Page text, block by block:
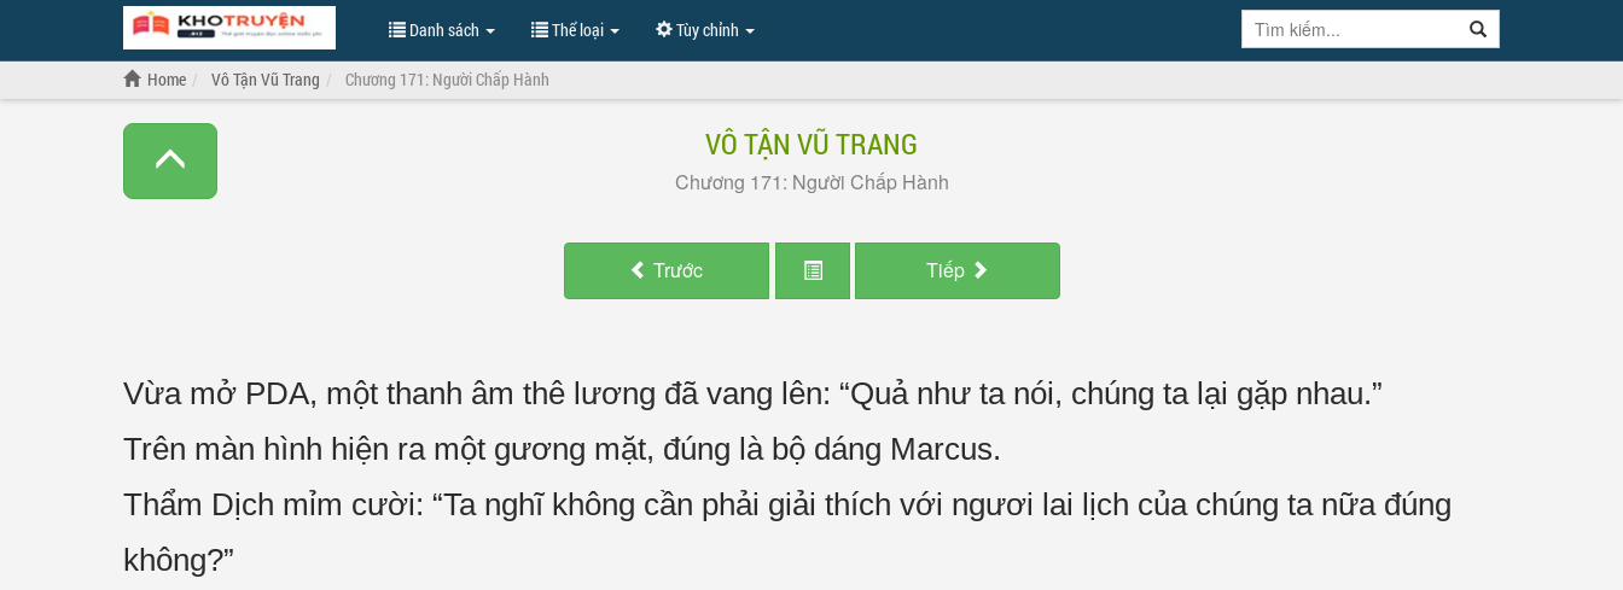
Danh sách Thể loại Tùy chỉnh
Home Vô Tận Vũ Trang Chương 171: Người Chấp Hành
VÔ TẬN VŨ TRANG
Chương 171: Người Chấp Hành
Trước Tiếp
Vừa mở PDA, một thanh âm thê lương đã vang lên: “Quả như ta nói, chúng ta lại gặp nhau.”
Trên màn hình hiện ra một gương mặt, đúng là bộ dáng Marcus.
Thẩm Dịch mỉm cười: “Ta nghĩ không cần phải giải thích với ngươi lai lịch của chúng ta nữa đúng
không?”